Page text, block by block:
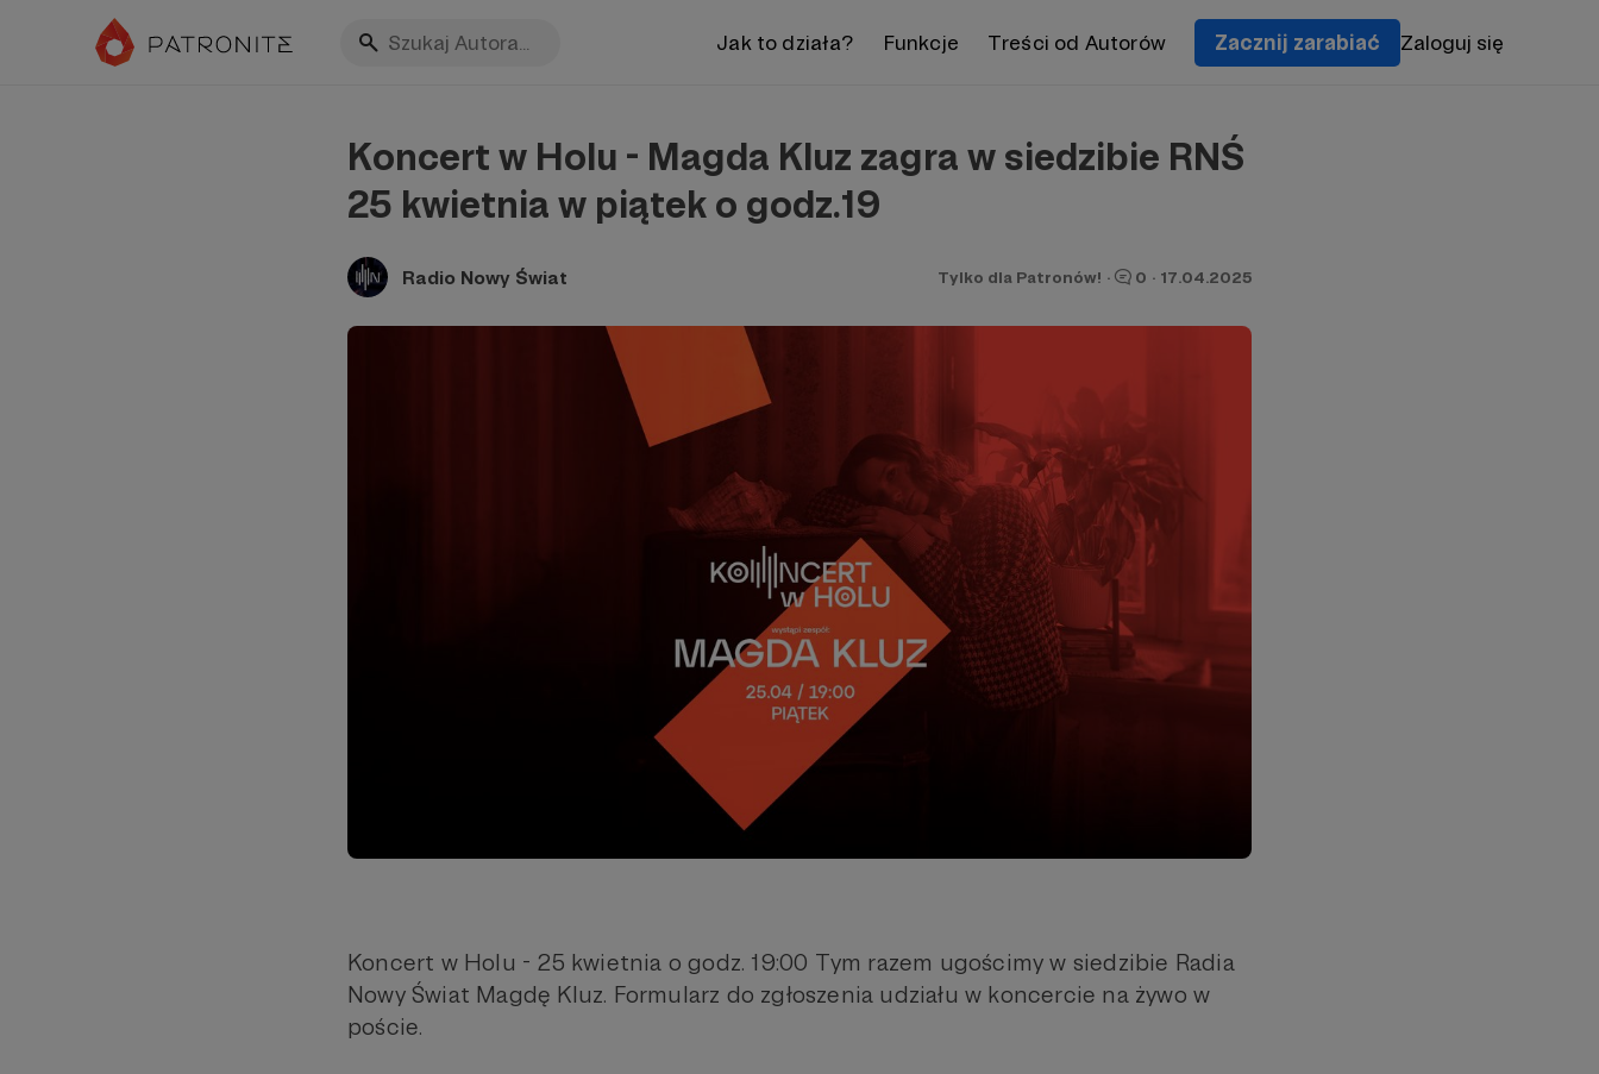
Jak to działa? Funkcje Treści od Autorów Zacznij zarabiać Zaloguj się
Koncert w Holu - Magda Kluz zagra w siedzibie RNŚ
25 kwietnia w piątek o godz.19
Radio Nowy Świat Tylko dla Patronów! · 0 · 17.04.2025
Koncert w Holu - 25 kwietnia o godz. 19:00 Tym razem ugościmy w siedzibie Radia
Nowy Świat Magdę Kluz. Formularz do zgłoszenia udziału w koncercie na żywo w
poście.